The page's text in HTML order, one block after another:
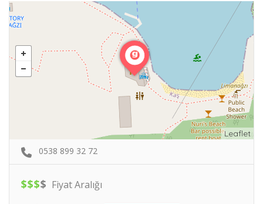
Leaflet
0538 899 32 72
$$$$ Fiyat Aralığı